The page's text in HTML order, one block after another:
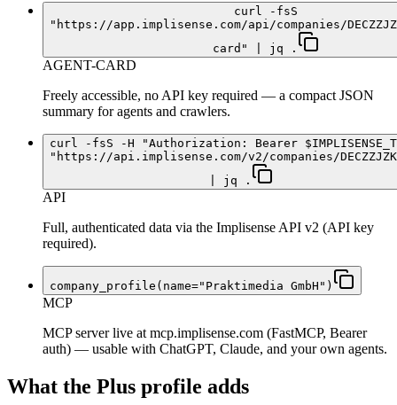
curl -fsS
"https://app.implisense.com/api/companies/
card" | jq .
AGENT-CARD
Freely accessible, no API key required — a compact JSON
summary for agents and crawlers.
curl -fsS -H "Authorization: Bearer
"https://api.implisense.com/v2/companies/
| jq .
API
Full, authenticated data via the Implisense API v2 (API key
required).
company_profile(name="Praktimedia GmbH")
MCP
MCP server live at mcp.implisense.com (FastMCP, Bearer
auth) — usable with ChatGPT, Claude, and your own agents.
What the Plus profile adds